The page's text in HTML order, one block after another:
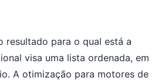
resultado para o qual está a
visa uma lista ordenada, em
A otimização para motores de